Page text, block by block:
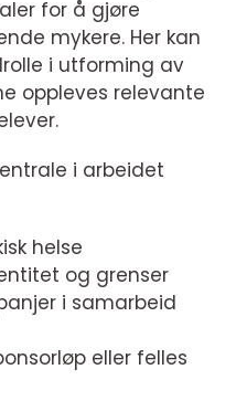
for å gjøre
mykere. Her kan
i utforming av
oppleves relevante
i arbeidet
helse
og grenser
i samarbeid
eller felles